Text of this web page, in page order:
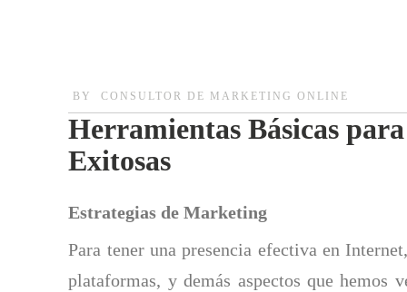
BY CONSULTOR DE MARKETING ONLINE
Herramientas Básicas
Exitosas
Estrategias de Marketing
Para tener una presencia efectiva en
plataformas, y demás aspectos que hemos